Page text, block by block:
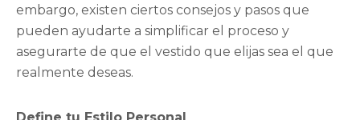
embargo, existen ciertos consejos y pasos que
pueden ayudarte a simplificar el proceso y
asegurarte de que el vestido que elijas sea el que
realmente deseas.